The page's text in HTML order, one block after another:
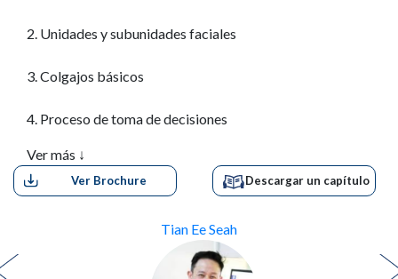
Ver Brochure Descargar un capítulo
Tian Ee Seah
2. Unidades y subunidades faciales
3. Colgajos básicos
4. Proceso de toma de decisiones
Sección II Reconstrucción de defectos específicos
5. Reconstrucción del cuero cabelludo
6. Reconstrucción de la frente
Ver más ↓